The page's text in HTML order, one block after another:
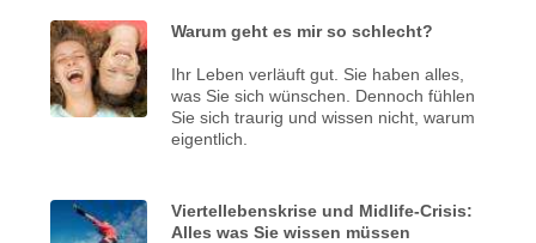
Warum geht es mir so schlecht?
Ihr Leben verläuft gut. Sie haben alles,
was Sie sich wünschen. Dennoch fühlen
Sie sich traurig und wissen nicht, warum
eigentlich.
Viertellebenskrise und Midlife-Crisis:
Alles was Sie wissen müssen